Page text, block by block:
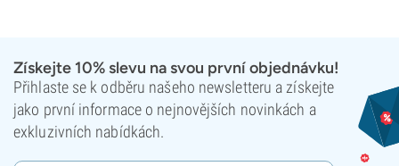
Získejte 10% slevu na svou první objednávku!
Přihlaste se k odběru našeho newsletteru a získejte
jako první informace o nejnovějších novinkách a
exkluzivních nabídkách.